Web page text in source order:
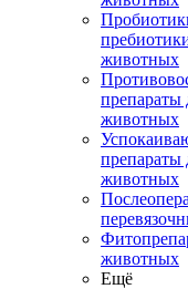
животных
препараты
животных
препараты
животных
животных
Ещё